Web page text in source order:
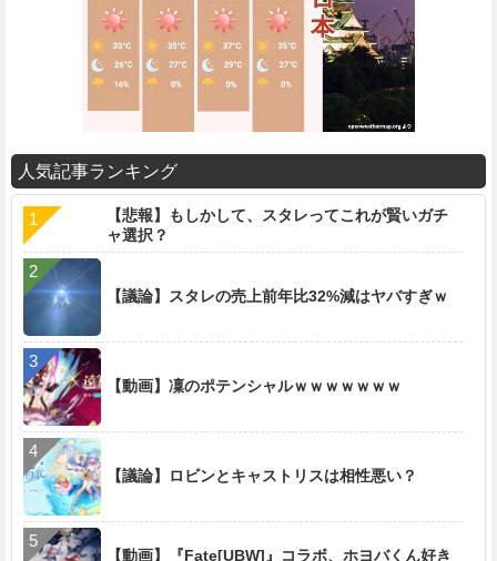
M
u
人気記事ランキング
【悲報】もしかして、スタレってこれが賢いガチ
ャ選択？
【議論】スタレの売上前年比32%減はヤバすぎｗ
【動画】凜のポテンシャルｗｗｗｗｗｗｗ
【議論】ロビンとキャストリスは相性悪い？
【動画】『Fate[UBW]』コラボ、ホヨバくん好き